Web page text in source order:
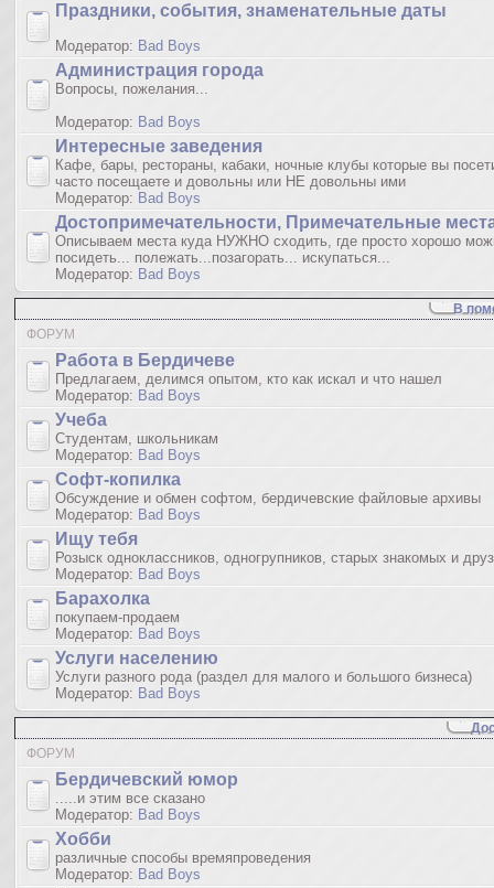
Праздники, события, знаменательные даты
Модератор: Bad Boys
Администрация города
Вопросы, пожелания...
Модератор: Bad Boys
Интересные заведения
Кафе, бары, рестораны, кабаки, ночные клубы которые вы
часто посещаете и довольны или НЕ довольны ими
Модератор: Bad Boys
Достопримечательности, Примечательные
Описываем места куда НУЖНО сходить, где просто хорошо
посидеть... полежать...позагорать... искупаться...
Модератор: Bad Boys
В
ФОРУМ
Работа в Бердичеве
Предлагаем, делимся опытом, кто как искал и что нашел
Модератор: Bad Boys
Учеба
Студентам, школьникам
Модератор: Bad Boys
Софт-копилка
Обсуждение и обмен софтом, бердичевские файловые архивы
Модератор: Bad Boys
Ищу тебя
Розыск одноклассников, одногрупников, старых знакомых и
Модератор: Bad Boys
Барахолка
покупаем-продаем
Модератор: Bad Boys
Услуги населению
Услуги разного рода (раздел для малого и большого бизнеса)
Модератор: Bad Boys
ФОРУМ
Бердичевский юмop
.....и этим все сказано
Модератор: Bad Boys
Хобби
различные способы времяпроведения
Модератор: Bad Boys